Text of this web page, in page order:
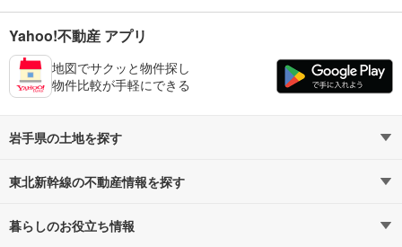
Yahoo!不動産 アプリ
地図でサクッと物件探し
物件比較が手軽にできる
岩手県の土地を探す
路線・駅から探す
通勤・通学時間から探す
東北新幹線の不動産情報を探す
不動産・住宅
暮らしのお役立ち情報